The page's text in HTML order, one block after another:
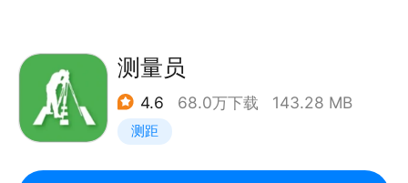
测量员
4.6 68.0万下载 143.28 MB
测距